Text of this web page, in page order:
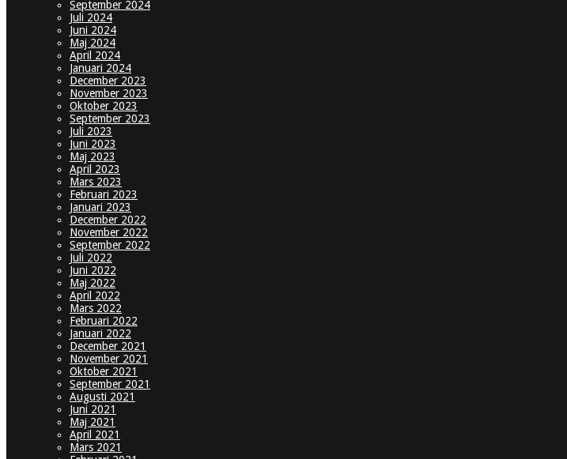
September 2024
Juli 2024
Juni 2024
Maj 2024
April 2024
Januari 2024
December 2023
November 2023
Oktober 2023
September 2023
Juli 2023
Juni 2023
Maj 2023
April 2023
Mars 2023
Februari 2023
Januari 2023
December 2022
November 2022
September 2022
Juli 2022
Juni 2022
Maj 2022
April 2022
Mars 2022
Februari 2022
Januari 2022
December 2021
November 2021
Oktober 2021
September 2021
Augusti 2021
Juni 2021
Maj 2021
April 2021
Mars 2021